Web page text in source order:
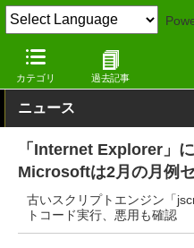
カテゴリ 過去記事
窓の杜 セキュリティ
ニュース
「Internet Explorer」
Microsoftは2月の月例
古いスクリプトエンジン「
トコード実行、悪用も確認